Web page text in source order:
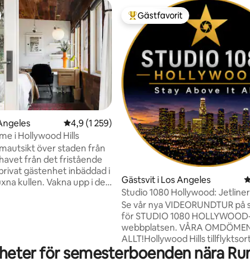
307 omdömen4,9 av 5 i genomsnittligt betyg, 1 259
4,9 (1 259)
i Hollywood Hills
över staden från
från det fristående
gästenhet inbäddad i
kullen. Vakna upp i det
best-airbnbs-in-los-
Populär gästfavorit
Gästfavorit
Gästsvit i Los Angeles
Studio 1080 Hollywood:
Utsikt/Integritet
Se vår nya VIDEORUNDTUR
för STUDIO 1080
webbplatsen. VÅRA OMDÖMEN SÄGER
ALLT!Hollywood Hills
FANTASTISK UTSIKT @ 1080
havet. Du kommer att älska
för semesterboenden nära